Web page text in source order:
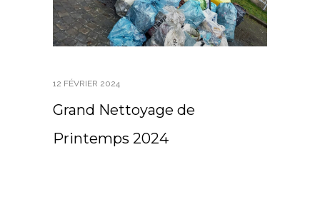
12 FÉVRIER 2024
Grand Nettoyage de
Printemps 2024